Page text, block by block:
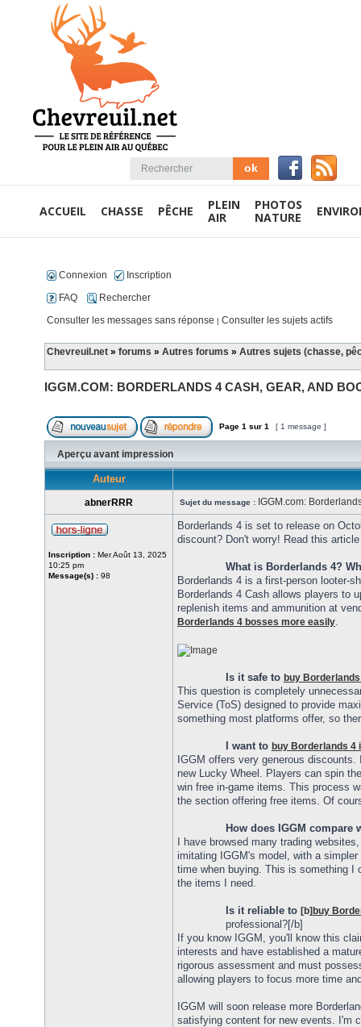
ACCUEIL CHASSE PÊCHE
PLEIN
AIR
PHOTOS
NATURE
Connexion
Inscription
FAQ
Rechercher
Consulter les messages sans réponse | Consulter les sujets actifs
Chevreuil.net » forums » Autres forums » Autres sujets (chasse,
IGGM.COM: BORDERLANDS 4 CASH, GEAR, AND
Page 1 sur 1 [ 1 message ]
Aperçu avant impression
Auteur
abnerRRR Sujet du message : IGGM.com:
Inscription : Mer Août 13, 2025
10:25 pm
Message(s) : 98
Borderlands 4 is set to release on
discount? Don't worry! Read this
What is Borderlands 4?
Borderlands 4 is a first-person looter-
Borderlands 4 Cash allows players to
replenish items and ammunition at
Borderlands 4 bosses more easily.
Is it safe to buy
This question is completely
Service (ToS) designed to provide
something most platforms offer, so
I want to buy Borderlands 4
IGGM offers very generous
new Lucky Wheel. Players can spin
win free in-game items. This process
the section offering free items. Of
How does IGGM
I have browsed many trading
imitating IGGM's model, with a
time when buying. This is something
the items I need.
Is it reliable to [b]buy
professional?[/b]
If you know IGGM, you'll know this
interests and have established a
rigorous assessment and must
allowing players to focus more time
IGGM will soon release more
satisfying content for new events. I'm